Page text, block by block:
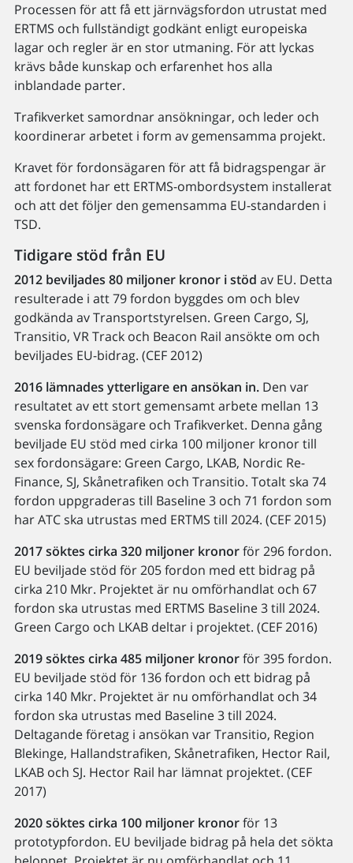
Processen för att få ett järnvägsfordon utrustat med
ERTMS och fullständigt godkänt enligt europeiska
lagar och regler är en stor utmaning. För att lyckas
krävs både kunskap och erfarenhet hos alla
inblandade parter.
Trafikverket samordnar ansökningar, och leder och
koordinerar arbetet i form av gemensamma projekt.
Kravet för fordonsägaren för att få bidragspengar är
att fordonet har ett ERTMS-ombordsystem installerat
och att det följer den gemensamma EU-standarden i
TSD.
Tidigare stöd från EU
2012 beviljades 80 miljoner kronor i stöd av EU. Detta
resulterade i att 79 fordon byggdes om och blev
godkända av Transportstyrelsen. Green Cargo, SJ,
Transitio, VR Track och Beacon Rail ansökte om och
beviljades EU-bidrag. (CEF 2012)
2016 lämnades ytterligare en ansökan in.Den var
resultatet av ett stort gemensamt arbete mellan 13
svenska fordonsägare och Trafikverket. Denna gång
beviljade EU stöd med cirka 100 miljoner kronor till
sex fordonsägare: Green Cargo, LKAB, Nordic Re-
Finance, SJ, Skånetrafiken och Transitio. Totalt ska 74
fordon uppgraderas till Baseline 3 och 71 fordon som
har ATC ska utrustas med ERTMS till 2024. (CEF 2015)
2017 söktes cirka 320 miljoner kronorför 296 fordon.
EU beviljade stöd för 205 fordon med ett bidrag på
cirka 210 Mkr. Projektet är nu omförhandlat och 67
fordon ska utrustas med ERTMS Baseline 3 till 2024.
Green Cargo och LKAB deltar i projektet. (CEF 2016)
2019 söktes cirka 485 miljoner kronorför 395 fordon.
EU beviljade stöd för 136 fordon och ett bidrag på
cirka 140 Mkr. Projektet är nu omförhandlat och 34
fordon ska utrustas med Baseline 3 till 2024.
Deltagande företag i ansökan var Transitio, Region
Blekinge, Hallandstrafiken, Skånetrafiken, Hector Rail,
LKAB och SJ. Hector Rail har lämnat projektet. (CEF
2017)
2020 söktes cirka 100 miljoner kronorför 13
prototypfordon. EU beviljade bidrag på hela det sökta